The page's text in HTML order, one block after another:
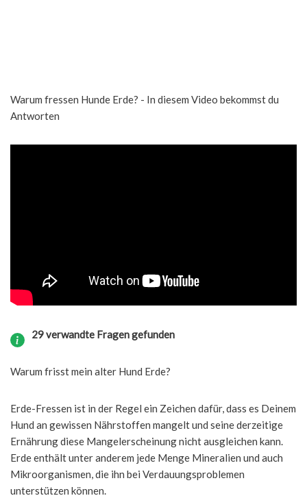
Warum fressen Hunde Erde? - In diesem Video bekommst du
Antworten
29 verwandte Fragen gefunden
Warum frisst mein alter Hund Erde?
Erde-Fressen ist in der Regel ein Zeichen dafür, dass es Deinem
Hund an gewissen Nährstoffen mangelt und seine derzeitige
Ernährung diese Mangelerscheinung nicht ausgleichen kann.
Erde enthält unter anderem jede Menge Mineralien und auch
Mikroorganismen, die ihn bei Verdauungsproblemen
unterstützen können.